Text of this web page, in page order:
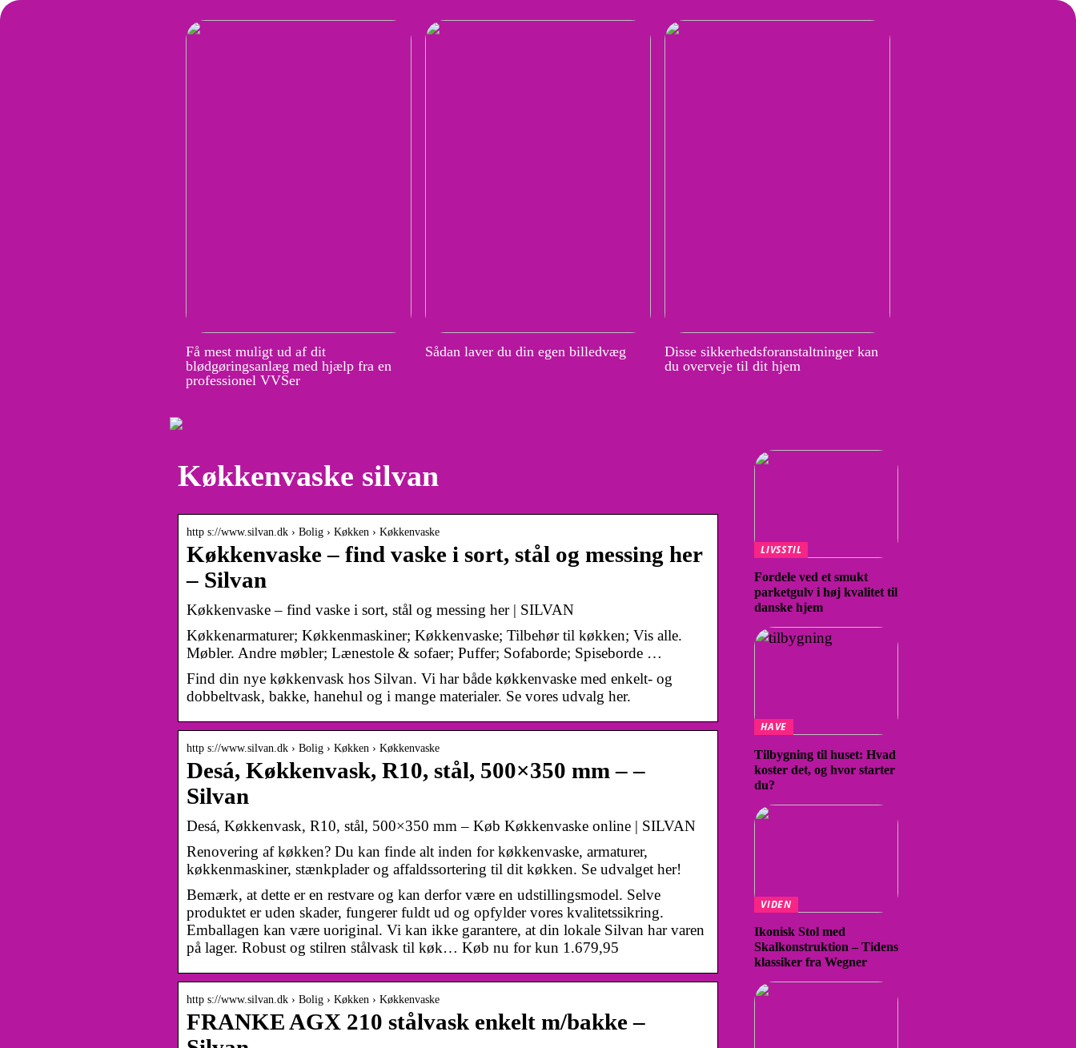
Få mest muligt ud af dit
blødgøringsanlæg med hjælp fra en
professionel VVSer
Sådan laver du din egen billedvæg
Disse sikkerhedsforanstaltninger kan
du overveje til dit hjem
Køkkenvaske silvan
http s://www.silvan.dk › Bolig › Køkken › Køkkenvaske
Køkkenvaske – find vaske i sort, stål og messing her
– Silvan
Køkkenvaske – find vaske i sort, stål og messing her | SILVAN
Køkkenarmaturer; Køkkenmaskiner; Køkkenvaske; Tilbehør til køkken; Vis alle.
Møbler. Andre møbler; Lænestole & sofaer; Puffer; Sofaborde; Spiseborde …
Find din nye køkkenvask hos Silvan. Vi har både køkkenvaske med enkelt- og
dobbeltvask, bakke, hanehul og i mange materialer. Se vores udvalg her.
http s://www.silvan.dk › Bolig › Køkken › Køkkenvaske
Desá, Køkkenvask, R10, stål, 500×350 mm – –
Silvan
Desá, Køkkenvask, R10, stål, 500×350 mm – Køb Køkkenvaske online | SILVAN
Renovering af køkken? Du kan finde alt inden for køkkenvaske, armaturer,
køkkenmaskiner, stænkplader og affaldssortering til dit køkken. Se udvalget her!
Bemærk, at dette er en restvare og kan derfor være en udstillingsmodel. Selve
produktet er uden skader, fungerer fuldt ud og opfylder vores kvalitetssikring.
Emballagen kan være uoriginal. Vi kan ikke garantere, at din lokale Silvan har varen
på lager. Robust og stilren stålvask til køk… Køb nu for kun 1.679,95
http s://www.silvan.dk › Bolig › Køkken › Køkkenvaske
FRANKE AGX 210 stålvask enkelt m/bakke –
LIVSSTIL
Fordele ved et smukt
parketgulv i høj kvalitet til
danske hjem
HAVE
Tilbygning til huset: Hvad
koster det, og hvor starter
du?
VIDEN
Ikonisk Stol med
Skalkonstruktion – Tidens
klassiker fra Wegner